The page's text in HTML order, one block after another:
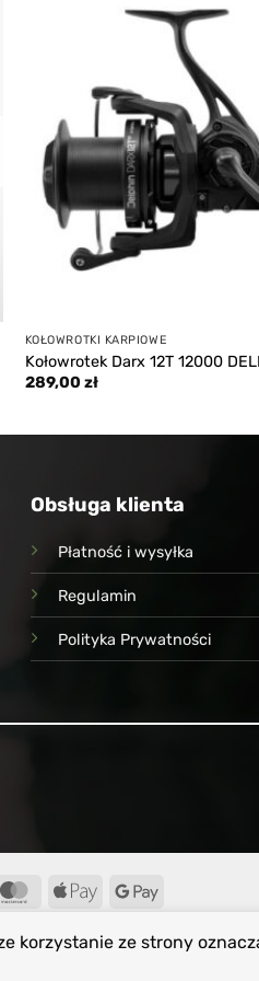
KOŁOWROTKI KARPIOWE
Kołowrotek Darx 12T 12000
289,00 zł
Obsługa klienta
Płatność i wysyłka
Regulamin
Polityka Prywatności
MasterCardApple
Google
korzystanie ze strony